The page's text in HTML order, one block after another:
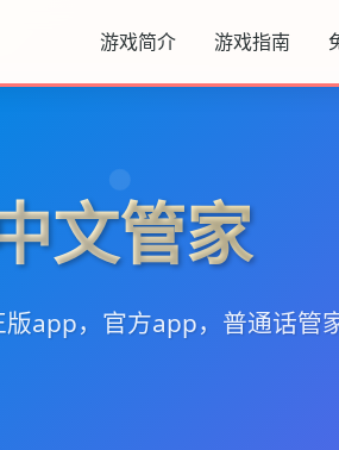
游戏简介 游戏指南
文管家
app，官方app，普通话管